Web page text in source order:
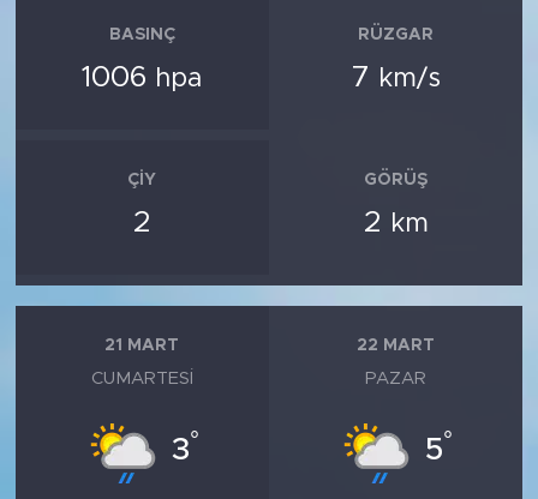
BASINÇ
1006 hpa
RÜZGAR
7 km/s
ÇIY
2
GÖRÜŞ
2 km
21 MART
CUMARTESI
3°
22 MART
PAZAR
5°